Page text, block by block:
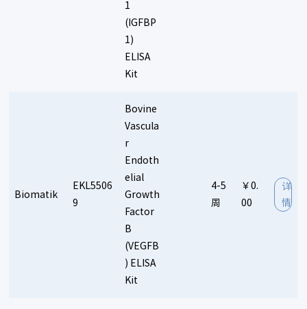
1
(IGFBP
1)
ELISA
Kit
Biomatik
EKL5506
9
Bovine
Vascula
r
Endoth
elial
Growth
Factor
B
(VEGFB
) ELISA
Kit
4-5
周
￥0.
00
详
情